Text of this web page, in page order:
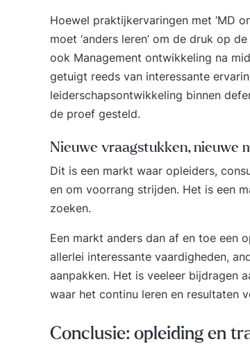
Hoewel praktijkervaringen met ‘MD
moet ‘anders leren’ om de druk op
ook Management ontwikkeling na
getuigt reeds van interessante
leiderschapsontwikkeling binnen
de proef gesteld.
Nieuwe vraagstukken, nieuwe
Dit is een markt waar opleiders,
en om voorrang strijden. Het is een
zoeken.
Een markt anders dan af en toe een
allerlei interessante vaardigheden,
aanpakken. Het is veeleer bijdragen
waar het continu leren en resultaten
Conclusie: opleiding en